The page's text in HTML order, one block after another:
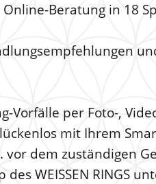
Beratung in 18
Vorfälle per Foto-,
mit Ihrem
dem zuständigen
WEISSEN RINGS